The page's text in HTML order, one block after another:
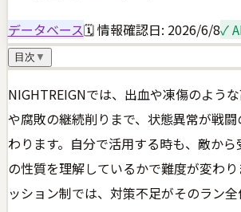
データベース🗓 情報確認日: 2026/6/8✓
目次 ▼
NIGHTREIGNでは、出血や凍傷のよう
や腐敗の継続削りまで、状態異常が戦
わります。自分で活用する時も、敵か
の性質を理解しているかで難度が変わ
ッション制では、対策不足がそのラン